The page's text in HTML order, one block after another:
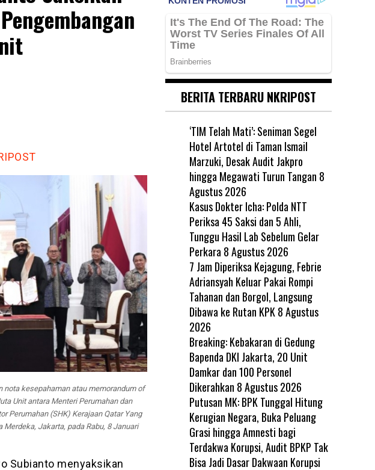
nota kesepahaman atau memorandum of
Unit antara Menteri Perumahan dan
Perumahan (SHK) Kerajaan Qatar Yang
Jakarta, pada Rabu, 8 Januari
Subianto menyaksikan
BERITA TERBARU NKRIPOST
‘TIM Telah Mati’: Seniman Segel
Hotel Artotel di Taman Ismail
Marzuki, Desak Audit Jakpro
hingga Megawati Turun Tangan 8
Agustus 2026
Kasus Dokter Icha: Polda NTT
Periksa 45 Saksi dan 5 Ahli,
Tunggu Hasil Lab Sebelum Gelar
Perkara 8 Agustus 2026
7 Jam Diperiksa Kejagung, Febrie
Adriansyah Keluar Pakai Rompi
Tahanan dan Borgol, Langsung
Dibawa ke Rutan KPK 8 Agustus
2026
Breaking: Kebakaran di Gedung
Bapenda DKI Jakarta, 20 Unit
Damkar dan 100 Personel
Dikerahkan 8 Agustus 2026
Putusan MK: BPK Tunggal Hitung
Kerugian Negara, Buka Peluang
Grasi hingga Amnesti bagi
Terdakwa Korupsi, Audit BPKP Tak
Bisa Jadi Dasar Dakwaan Korupsi